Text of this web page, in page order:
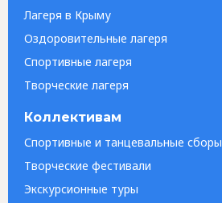
Лагеря в Крыму
Оздоровительные лагеря
Спортивные лагеря
Творческие лагеря
Коллективам
Спортивные и танцевальные сборы
Творческие фестивали
Экскурсионные туры